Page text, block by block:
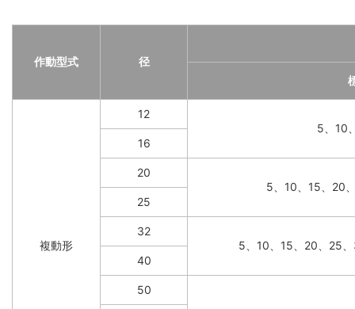
作動型式
径
複動形
12
5、10
16
20
5、10、15、20
25
32
5、10、15、20、25
40
50